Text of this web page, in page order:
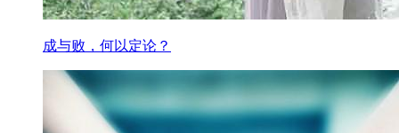
成与败，何以定论？